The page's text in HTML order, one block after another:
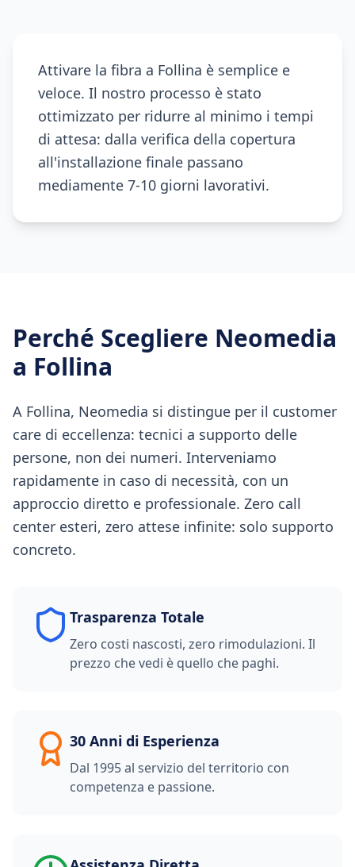
Attivare la fibra a Follina è semplice e
veloce. Il nostro processo è stato
ottimizzato per ridurre al minimo i tempi
di attesa: dalla verifica della copertura
all'installazione finale passano
mediamente 7-10 giorni lavorativi.
Perché Scegliere Neomedia
a Follina
A Follina, Neomedia si distingue per il customer
care di eccellenza: tecnici a supporto delle
persone, non dei numeri. Interveniamo
rapidamente in caso di necessità, con un
approccio diretto e professionale. Zero call
center esteri, zero attese infinite: solo supporto
concreto.
Trasparenza Totale
Zero costi nascosti, zero rimodulazioni. Il
prezzo che vedi è quello che paghi.
30 Anni di Esperienza
Dal 1995 al servizio del territorio con
competenza e passione.